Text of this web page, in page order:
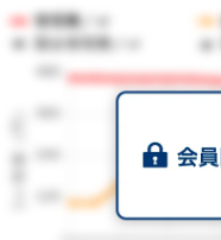
1㎡単価（円）
管理費／㎡
競合管理費／㎡